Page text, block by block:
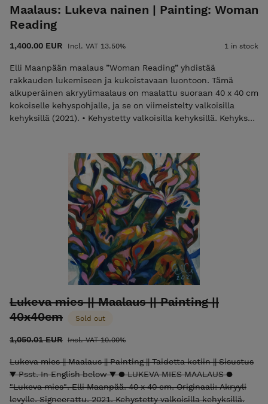
Maalaus: Lukeva nainen | Painting: Woman
Reading
1,400.00 EUR Incl. VAT 13.50% 1 in stock
Elli Maanpään maalaus ”Woman Reading” yhdistää
rakkauden lukemiseen ja kukoistavaan luontoon. Tämä
alkuperäinen akryylimaalaus on maalattu suoraan 40 x 40 cm
kokoiselle kehyspohjalle, ja se on viimeistelty valkoisilla
kehyksillä (2021). • Kehystetty valkoisilla kehyksillä. Kehykset
sähköpostia elli@ellimaanpaa.com jos haluat mieluummin
noutaa maalauksen ateljeeltani Helsingin Meilahdesta.
"Woman Reading" painting by Elli Maanpää combines love
for reading and blossoming nature. This original acrylic
painting was created directly on a 40 x 40 cm frame base
and is completed with a white frame (2021). • Framed with
white frames. The price includes the frame. • Signed on
both front and back. • Certificate of Authenticity and
shipping are included in the price. Please email
elli@ellimaanpaa.com if you would prefer to pick up the
painting from my studio in Meilahti, Helsinki.
Lukeva mies || Maalaus || Painting ||
40x40cm
Sold out
1,050.01 EUR Incl. VAT 10.00%
Lukeva mies || Maalaus || Painting || Taidetta kotiin || Sisustus
▼ Psst. In English below ▼ ● LUKEVA MIES MAALAUS ●
"Lukeva mies". Elli Maanpää. 40 x 40 cm. Originaali: Akryyli
levylle. Signeerattu. 2021. Kehystetty valkoisilla kehyksillä.